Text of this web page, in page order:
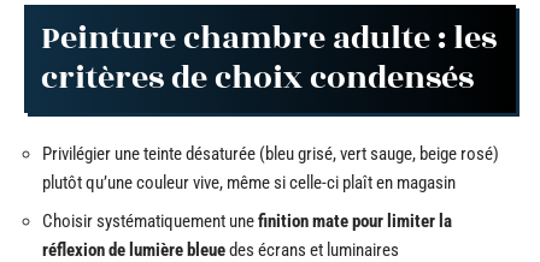
Peinture chambre adulte : les
critères de choix condensés
Privilégier une teinte désaturée (bleu grisé, vert sauge, beige rosé)
plutôt qu’une couleur vive, même si celle-ci plaît en magasin
Choisir systématiquement unefinition mate pour limiter la
réflexion de lumière bleuedes écrans et luminaires